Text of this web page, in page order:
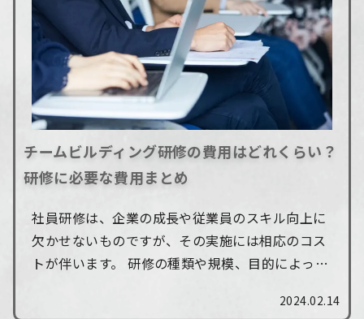
チームビルディング研修の費用はどれくらい？
研修に必要な費用まとめ
社員研修は、企業の成長や従業員のスキル向上に
欠かせないものですが、その実施には相応のコス
トが伴います。 研修の種類や規模、目的によって
を目的とした研修では、さまざまな費用を考慮...
2024.02.14